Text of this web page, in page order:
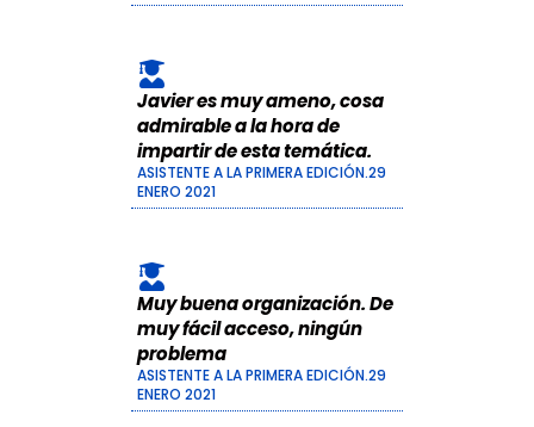
Javier es muy ameno, cosa
admirable a la hora de
impartir de esta temática.
ASISTENTE A LA PRIMERA EDICIÓN.29
ENERO 2021
Muy buena organización. De
muy fácil acceso, ningún
problema
ASISTENTE A LA PRIMERA EDICIÓN.29
ENERO 2021